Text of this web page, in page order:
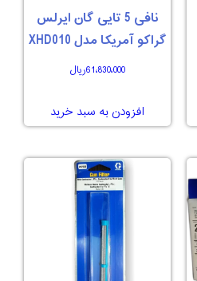
نافی 5 تایی گان ایرلس
گراکو آمریکا مدل XHD010
61،830،000ریال
افزودن به سبد خرید